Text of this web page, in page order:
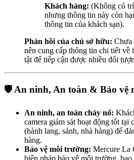
Khách hàng: (Không có
nhưng thông tin này còn
thông tin của khách sạn).
Phản hồi của chủ sở hữu: Chưa
nên cung cấp thông tin chi tiết
tật để tiếp cận được nhiều đối
🛡️ An ninh, An toàn & Bảo vệ
An ninh, an toàn cháy nổ:
camera giám sát hoạt động tốt tại
(hành lang, sảnh, nhà hàng) để
hàng.
Bảo vệ môi trường: Mercure La
biện pháp bảo vệ môi trường,